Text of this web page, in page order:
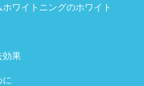
ワイトニングのホワイト
効果